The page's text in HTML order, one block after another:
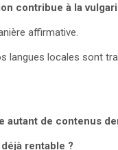
contribue à la
affirmative.
langues locales sont
autant de contenus
rentable ?